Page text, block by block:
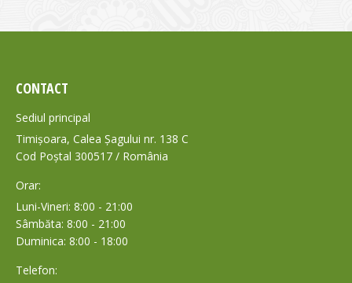
CONTACT
Sediul principal
Timișoara, Calea Șagului nr. 138 C
Cod Poștal 300517 / România
Orar:
Luni-Vineri: 8:00 - 21:00
Sâmbăta: 8:00 - 21:00
Duminica: 8:00 - 18:00
Telefon: